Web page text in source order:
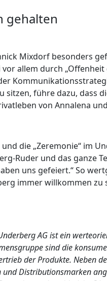
gehalten
Mixdorf besonders
allem durch
führe dazu, dass
von Annalena
die „Zeremonie“ im
Ruder und das ganze
uns gefeiert.“ So
immer willkommen
AG ist ein
sind die
der Produkte. Neben
Distributionsmarken